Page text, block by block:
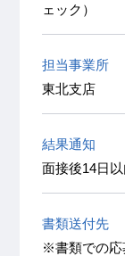
ェック）
担当事業所
東北支店
結果通知
面接後14日
書類送付先
※書類での応